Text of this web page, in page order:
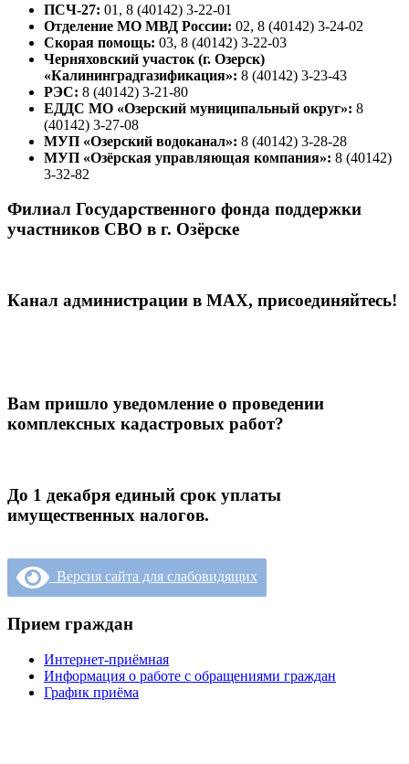
ПСЧ-27: 01, 8 (40142) 3-22-01
Отделение МО МВД России: 02, 8 (40142) 3-24-02
Скорая помощь: 03, 8 (40142) 3-22-03
Черняховский участок (г. Озерск)
«Калининградгазификация»: 8 (40142) 3-23-43
РЭС: 8 (40142) 3-21-80
ЕДДС МО «Озерский муниципальный округ»: 8
(40142) 3-27-08
МУП «Озерский водоканал»: 8 (40142) 3-28-28
МУП «Озёрская управляющая компания»: 8 (40142)
3-32-82
Филиал Государственного фонда поддержки
участников СВО в г. Озёрске
Канал администрации в МАХ, присоединяйтесь!
Вам пришло уведомление о проведении
комплексных кадастровых работ?
До 1 декабря единый срок уплаты
имущественных налогов.
Версия сайта для слабовидящих
Прием граждан
Интернет-приёмная
Информация о работе с обращениями граждан
График приёма